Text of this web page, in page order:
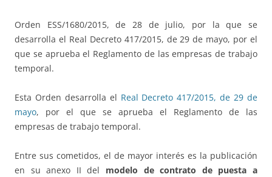
Orden ESS/1680/2015, de 28 de julio, por la que se
desarrolla el Real Decreto 417/2015, de 29 de mayo, por el
que se aprueba el Reglamento de las empresas de trabajo
temporal.
Esta Orden desarrolla el Real Decreto 417/2015, de 29 de
mayo, por el que se aprueba el Reglamento de las
empresas de trabajo temporal.
Entre sus cometidos, el de mayor interés es la publicación
en su anexo II del modelo de contrato de puesta a